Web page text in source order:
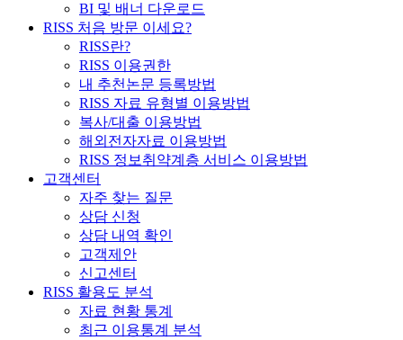
BI 및 배너 다운로드
RISS 처음 방문 이세요?
RISS란?
RISS 이용권한
내 추천논문 등록방법
RISS 자료 유형별 이용방법
복사/대출 이용방법
해외전자자료 이용방법
RISS 정보취약계층 서비스 이용방법
고객센터
자주 찾는 질문
상담 신청
상담 내역 확인
고객제안
신고센터
RISS 활용도 분석
자료 현황 통계
최근 이용통계 분석